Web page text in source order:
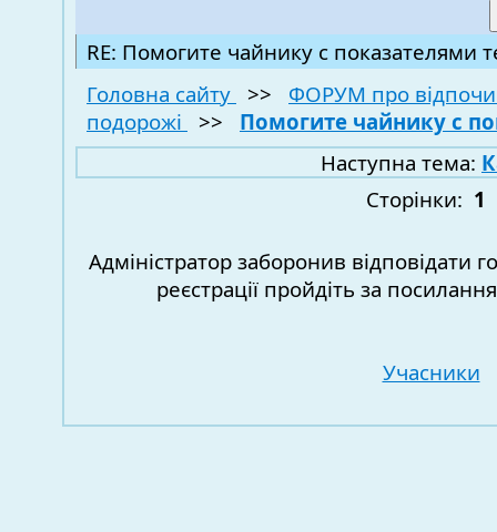
RE: Помогите чайнику с показателями
Головна сайту
>> ФОРУМ про
подорожі
>> Помогите чайнику с
Наступна тема:
Сторінки: 1
Адміністратор заборонив відповідати
реєстрації пройдіть за
Учасники